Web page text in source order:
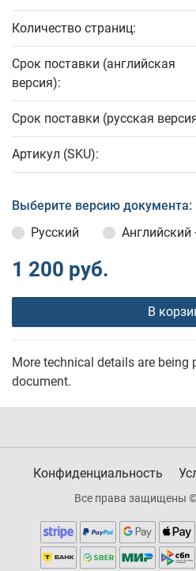
Количество страниц:
Срок поставки (английская
версия):
Срок поставки (русская
Артикул (SKU):
Выберите версию документа:
Русский
Английский
1 200 руб.
В
More technical details are being
document.
Конфиденциальность
Все права защищены ©